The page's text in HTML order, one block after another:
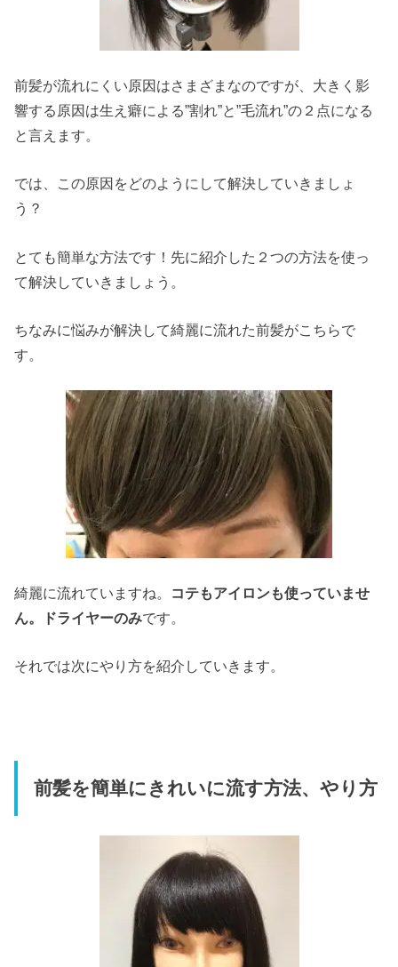
前髪が流れにくい原因はさまざまなのですが、大きく影
響する原因は生え癖による”割れ”と”毛流れ”の２点になる
と言えます。
では、この原因をどのようにして解決していきましょ
う？
とても簡単な方法です！先に紹介した２つの方法を使っ
て解決していきましょう。
ちなみに悩みが解決して綺麗に流れた前髪がこちらで
す。
綺麗に流れていますね。 コテもアイロンも使っていませ
ん。ドライヤーのみです。
それでは次にやり方を紹介していきます。
前髪を簡単にきれいに流す方法、やり方